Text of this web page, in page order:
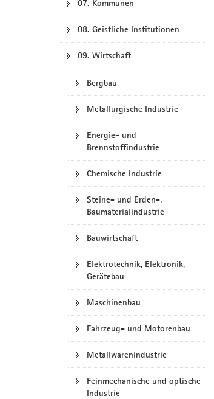
07. Kommunen
08. Geistliche Institutionen
09. Wirtschaft
Bergbau
Metallurgische Industrie
Energie- und
Brennstoffindustrie
Chemische Industrie
Steine- und Erden-,
Baumaterialindustrie
Bauwirtschaft
Elektrotechnik, Elektronik,
Gerätebau
Maschinenbau
Fahrzeug- und Motorenbau
Metallwarenindustrie
Feinmechanische und optische
Industrie